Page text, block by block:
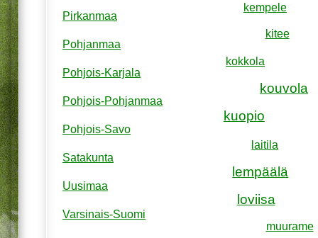
kempele
kitee
kokkola
kouvola
kuopio
laitila
lempäälä
loviisa
muurame
Pirkanmaa
Pohjanmaa
Pohjois-Karjala
Pohjois-Pohjanmaa
Pohjois-Savo
Satakunta
Uusimaa
Varsinais-Suomi